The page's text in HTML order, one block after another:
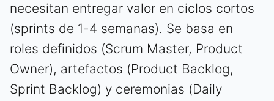
necesitan entregar valor en ciclos cortos
(sprints de 1-4 semanas). Se basa en
roles definidos (Scrum Master, Product
Owner), artefactos (Product Backlog,
Sprint Backlog) y ceremonias (Daily